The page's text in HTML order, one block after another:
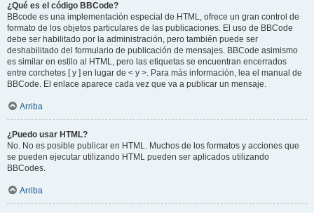
¿Qué es el código BBCode?
BBcode es una implementación especial de HTML, ofrece un gran control de
formato de los objetos particulares de las publicaciones. El uso de BBCode
debe ser habilitado por la administración, pero también puede ser
deshabilitado del formulario de publicación de mensajes. BBCode asimismo
es similar en estilo al HTML, pero las etiquetas se encuentran encerrados
entre corchetes [ y ] en lugar de < y >. Para más información, lea el manual de
BBCode. El enlace aparece cada vez que va a publicar un mensaje.
Arriba
¿Puedo usar HTML?
No. No es posible publicar en HTML. Muchos de los formatos y acciones que
se pueden ejecutar utilizando HTML pueden ser aplicados utilizando
BBCodes.
Arriba